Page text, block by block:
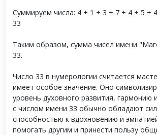
Суммируем числа: 4 + 1 + 3 + 7 + 4 + 5 +
33
Таким образом, сумма чисел имени
33.
Число 33 в нумерологии считается
имеет особое значение. Оно
уровень духовного развития, гармонию
с числом имени 33 обычно обладают
способностью к вдохновению и
помогать другим и принести пользу